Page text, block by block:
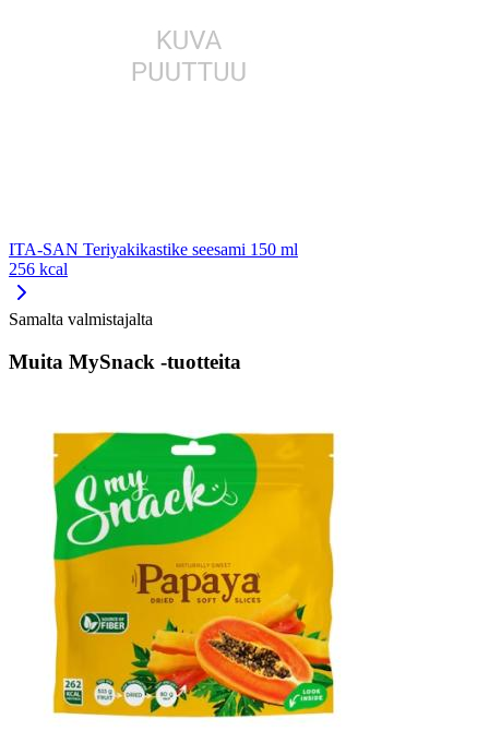
ITA-SAN Teriyakikastike seesami 150 ml
256 kcal
Samalta valmistajalta
Muita MySnack -tuotteita